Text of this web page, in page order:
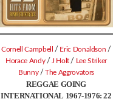
REGGAE GOING
INTERNATIONAL 1967-1976: 22
Cornell Campbell / Eric Donaldson /
Horace Andy / J Holt / Lee Striker
Bunny /The Aggrovators